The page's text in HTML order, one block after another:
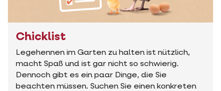
Chicklist
Legehennen im Garten zu halten ist nützlich,
macht Spaß und ist gar nicht so schwierig.
Dennoch gibt es ein paar Dinge, die Sie
beachten müssen. Suchen Sie einen konkreten